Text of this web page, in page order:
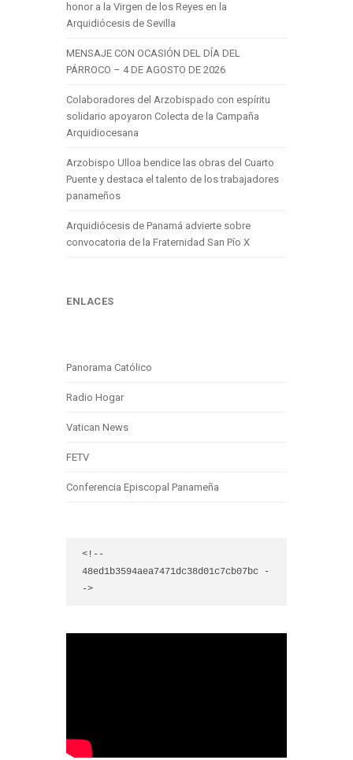
honor a la Virgen de los Reyes en la
Arquidiócesis de Sevilla
MENSAJE CON OCASIÓN DEL DÍA DEL
PÁRROCO – 4 DE AGOSTO DE 2026
Colaboradores del Arzobispado con espíritu
solidario apoyaron Colecta de la Campaña
Arquidiocesana
Arzobispo Ulloa bendice las obras del Cuarto
Puente y destaca el talento de los trabajadores
panameños
Arquidiócesis de Panamá advierte sobre
convocatoria de la Fraternidad San Pío X
ENLACES
Panorama Católico
Radio Hogar
Vatican News
FETV
Conferencia Episcopal Panameña
<!--
48ed1b3594aea7471dc38d01c7cb07bc -
->